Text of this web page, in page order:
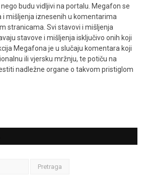
budu vidljivi na portalu. Megafon se
i mišljenja iznesenih u komentarima
stranicama. Svi stavovi i mišljenja
stavove i mišljenja isključivo onih koji
Megafona je u slučaju komentara koji
ili vjersku mržnju, te potiču na
nadležne organe o takvom pristiglom